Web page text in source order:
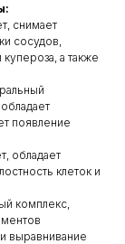
снимает
сосудов,
а также
появление
обладает
клеток и
комплекс,
выравнивание